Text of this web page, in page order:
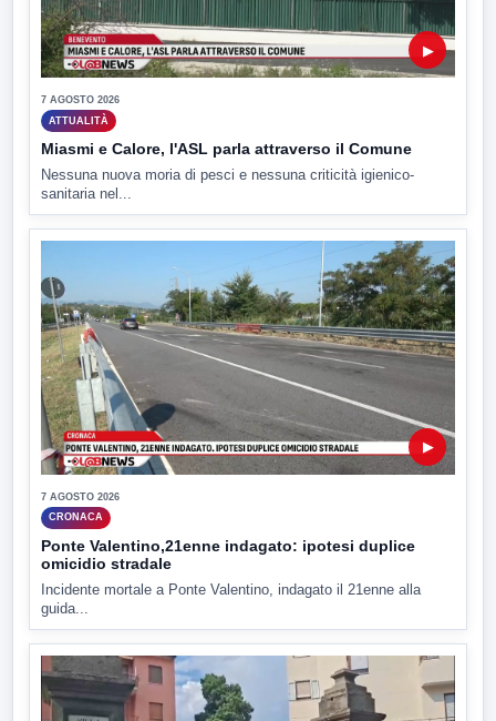
▶
7 AGOSTO 2026
ATTUALITÀ
Miasmi e Calore, l'ASL parla attraverso il Comune
Nessuna nuova moria di pesci e nessuna criticità igienico-
sanitaria nel...
▶
7 AGOSTO 2026
CRONACA
Ponte Valentino,21enne indagato: ipotesi duplice
omicidio stradale
Incidente mortale a Ponte Valentino, indagato il 21enne alla
guida...